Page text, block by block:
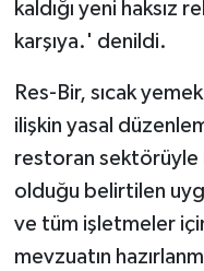
kaldığı yeni haksız
karşıya.' denildi.
Res-Bir, sıcak
ilişkin yasal
restoran sektörüyle
olduğu belirtilen
ve tüm işletmeler
mevzuatın